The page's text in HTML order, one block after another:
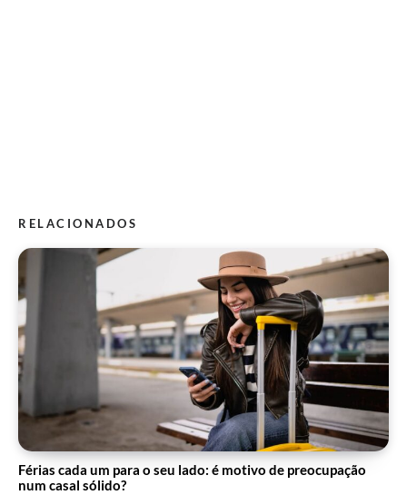
RELACIONADOS
Férias cada um para o seu lado: é motivo de preocupação
num casal sólido?